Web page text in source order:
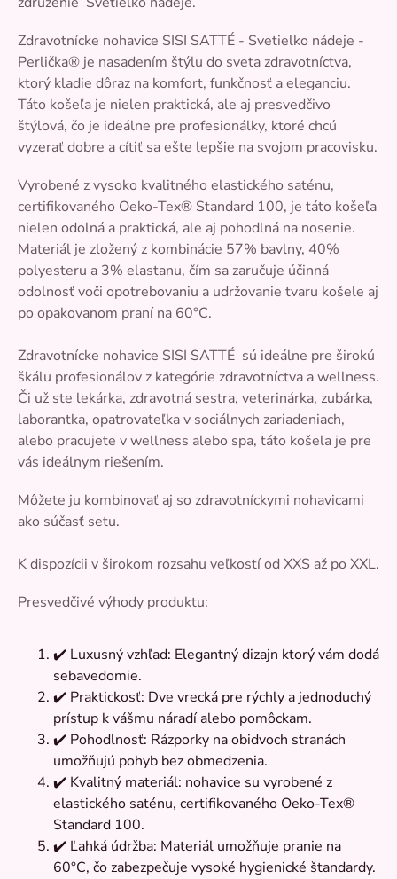
Zdravotnícke nohavice SISI SATTÉ - Svetielko nádeje -
Perlička® je nasadením štýlu do sveta zdravotníctva,
ktorý kladie dôraz na komfort, funkčnosť a eleganciu.
Táto košeľa je nielen praktická, ale aj presvedčivo
štýlová, čo je ideálne pre profesionálky, ktoré chcú
vyzerať dobre a cítiť sa ešte lepšie na svojom pracovisku.
Vyrobené z vysoko kvalitného elastického saténu,
certifikovaného Oeko-Tex® Standard 100, je táto košeľa
nielen odolná a praktická, ale aj pohodlná na nosenie.
Materiál je zložený z kombinácie 57% bavlny, 40%
polyesteru a 3% elastanu, čím sa zaručuje účinná
odolnosť voči opotrebovaniu a udržovanie tvaru košele aj
po opakovanom praní na 60°C.
Zdravotnícke nohavice SISI SATTÉ sú ideálne pre širokú
škálu profesionálov z kategórie zdravotníctva a wellness.
Či už ste lekárka, zdravotná sestra, veterinárka, zubárka,
laborantka, opatrovateľka v sociálnych zariadeniach,
alebo pracujete v wellness alebo spa, táto košeľa je pre
vás ideálnym riešením.
Môžete ju kombinovať aj so zdravotníckymi nohavicami
ako súčasť setu.
K dispozícii v širokom rozsahu veľkostí od XXS až po XXL.
Presvedčivé výhody produktu:
✔️ Luxusný vzhľad: Elegantný dizajn ktorý vám dodá
sebavedomie.
✔️ Praktickosť: Dve vrecká pre rýchly a jednoduchý
prístup k vášmu náradí alebo pomôckam.
✔️ Pohodlnosť: Rázporky na obidvoch stranách
umožňujú pohyb bez obmedzenia.
✔️ Kvalitný materiál: nohavice su vyrobené z
elastického saténu, certifikovaného Oeko-Tex®
Standard 100.
✔️ Ľahká údržba: Materiál umožňuje pranie na
60°C, čo zabezpečuje vysoké hygienické štandardy.